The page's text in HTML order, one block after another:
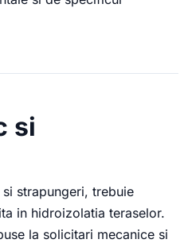
si
strapungeri, trebuie
in hidroizolatia teraselor.
la solicitari mecanice si